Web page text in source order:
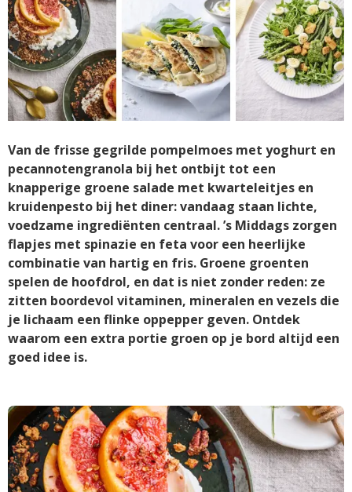
Van de frisse gegrilde pompelmoes met yoghurt en
pecannotengranola bij het ontbijt tot een
knapperige groene salade met kwarteleitjes en
kruidenpesto bij het diner: vandaag staan lichte,
voedzame ingrediënten centraal. ’s Middags zorgen
flapjes met spinazie en feta voor een heerlijke
combinatie van hartig en fris. Groene groenten
spelen de hoofdrol, en dat is niet zonder reden: ze
zitten boordevol vitaminen, mineralen en vezels die
je lichaam een flinke oppepper geven. Ontdek
waarom een extra portie groen op je bord altijd een
goed idee is.